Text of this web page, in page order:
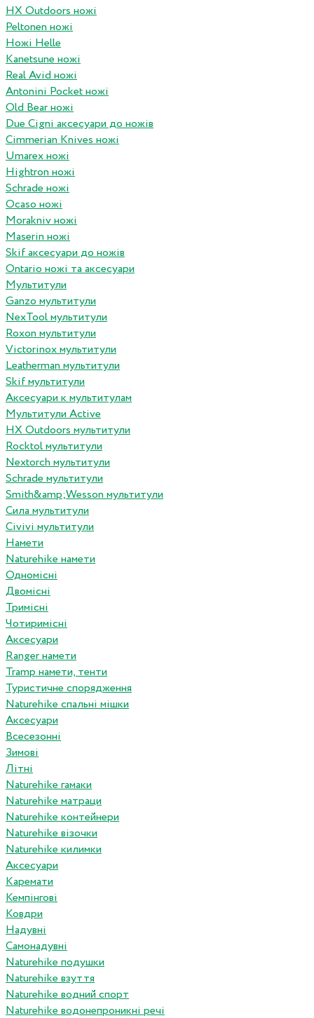
HX Outdoors ножі
Peltonen ножі
Ножі Helle
Kanetsune ножі
Real Avid ножі
Antonini Pocket ножі
Old Bear ножі
Due Cigni аксесуари до ножів
Cimmerian Knives ножі
Umarex ножі
Hightron ножі
Schrade ножі
Ocaso ножі
Morakniv ножі
Maserin ножі
Skif аксесуари до ножів
Ontario ножі та аксесуари
Мультитули
Ganzo мультитули
NexTool мультитули
Roxon мультитули
Victorinox мультитули
Leatherman мультитули
Skif мультитули
Аксесуари к мультитулам
Мультитули Active
HX Outdoors мультитули
Rocktol мультитули
Nextorch мультитули
Schrade мультитули
Smith&amp;Wesson мультитули
Сила мультитули
Civivi мультитули
Намети
Naturehike намети
Одномісні
Двомісні
Тримісні
Чотиримісні
Аксесуари
Ranger намети
Tramp намети, тенти
Туристичне спорядження
Naturehike спальні мішки
Аксесуари
Всесезонні
Зимові
Літні
Naturehike гамаки
Naturehike матраци
Naturehike контейнери
Naturehike візочки
Naturehike килимки
Аксесуари
Каремати
Кемпінгові
Ковдри
Надувні
Самонадувні
Naturehike подушки
Naturehike взуття
Naturehike водний спорт
Naturehike водонепроникні речі